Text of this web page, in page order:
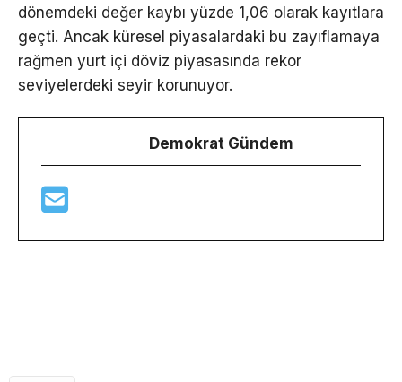
dönemdeki değer kaybı yüzde 1,06 olarak kayıtlara
geçti. Ancak küresel piyasalardaki bu zayıflamaya
rağmen yurt içi döviz piyasasında rekor
seviyelerdeki seyir korunuyor.
Demokrat Gündem